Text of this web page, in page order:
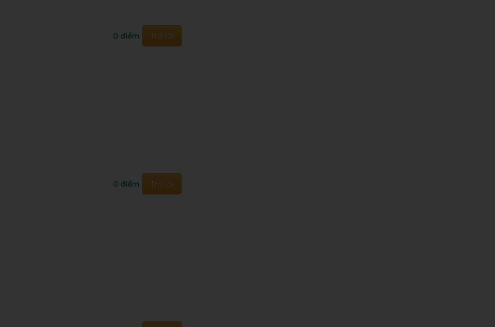
0 điểm Trả lời
0 điểm Trả lời